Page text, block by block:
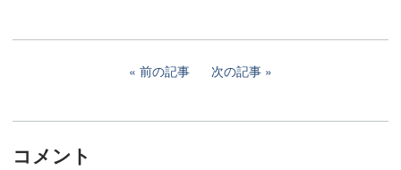
前の記事 次の記事
コメント